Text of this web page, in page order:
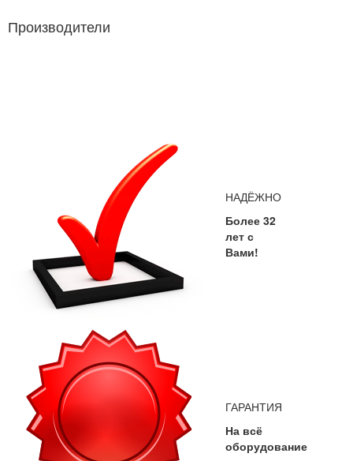
Производители
НАДЁЖНО
Более 32
лет с
Вами!
ГАРАНТИЯ
На всё
оборудование